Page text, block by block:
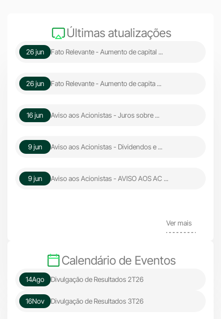
Últimas atualizações
26 jun Fato Relevante - Aumento de capital ...
26 jun Fato Relevante - Aumento de capita ...
16 jun Aviso aos Acionistas - Juros sobre ...
9 jun Aviso aos Acionistas - Dividendos e ...
9 jun Aviso aos Acionistas - AVISO AOS AC ...
Ver mais
Calendário de Eventos
14Ago Divulgação de Resultados 2T26
16Nov Divulgação de Resultados 3T26